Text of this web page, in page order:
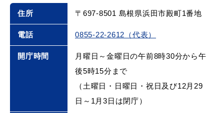
各種相談窓口 入札
公共交通・
住所 〒697-8501 島根県浜田市殿町1番地
電話 0855-22-2612（代表）
開庁時間
月曜日～金曜日の午前8時30分から午
後5時15分まで
（土曜日・日曜日・祝日及び12月29
日～1月3日は閉庁）